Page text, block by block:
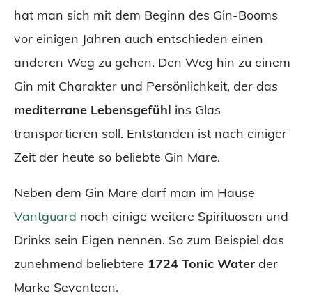
hat man sich mit dem Beginn des Gin-Booms
vor einigen Jahren auch entschieden einen
anderen Weg zu gehen. Den Weg hin zu einem
Gin mit Charakter und Persönlichkeit, der das
mediterrane Lebensgefühl ins Glas
transportieren soll. Entstanden ist nach einiger
Zeit der heute so beliebte Gin Mare.
Neben dem Gin Mare darf man im Hause
Vantguard noch einige weitere Spirituosen und
Drinks sein Eigen nennen. So zum Beispiel das
zunehmend beliebtere 1724 Tonic Water der
Marke Seventeen.